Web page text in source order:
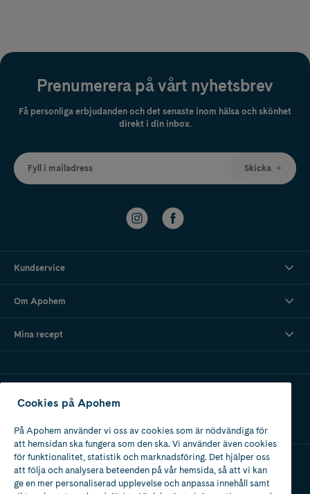
Prenumerera på vårt nyhetsbrev
Få personliga erbjudanden och det senaste inom hälsa och skönhet
direkt i din inbox.
Fyll i mailadress Skicka
Kundservice
Om Apohem
Mina recept
Apotek med tillstånd
av Läkemedelsverket
Cookies på Apohem
På Apohem använder vi oss av cookies som är nödvändiga för
att hemsidan ska fungera som den ska. Vi använder även cookies
för funktionalitet, statistik och marknadsföring. Det hjälper oss
att följa och analysera beteenden på vår hemsida, så att vi kan
ge en mer personaliserad upplevelse och anpassa innehåll samt